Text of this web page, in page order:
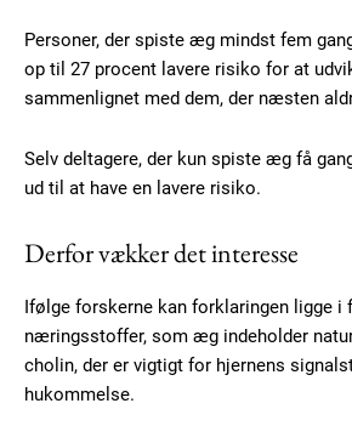
Personer, der spiste æg mindst fem
op til 27 procent lavere risiko for at
sammenlignet med dem, der næsten
Selv deltagere, der kun spiste æg få
ud til at have en lavere risiko.
Derfor vækker det interesse
Ifølge forskerne kan forklaringen ligge i
næringsstoffer, som æg indeholder
cholin, der er vigtigt for hjernens
hukommelse.